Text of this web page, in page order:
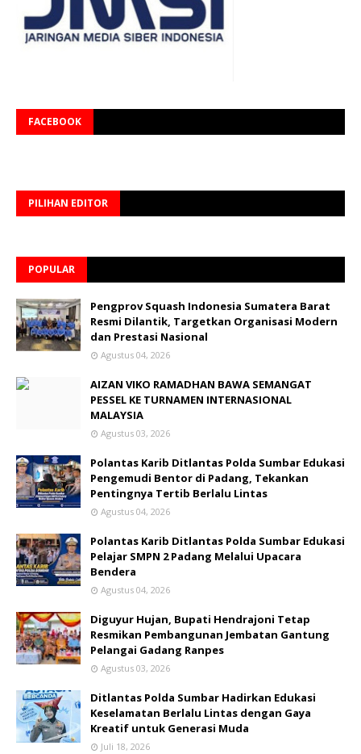
FACEBOOK
PILIHAN EDITOR
POPULAR
Pengprov Squash Indonesia Sumatera Barat
Resmi Dilantik, Targetkan Organisasi Modern
dan Prestasi Nasional
Agustus 04, 2026
AIZAN VIKO RAMADHAN BAWA SEMANGAT
PESSEL KE TURNAMEN INTERNASIONAL
MALAYSIA
Agustus 03, 2026
Polantas Karib Ditlantas Polda Sumbar Edukasi
Pengemudi Bentor di Padang, Tekankan
Pentingnya Tertib Berlalu Lintas
Agustus 04, 2026
Polantas Karib Ditlantas Polda Sumbar Edukasi
Pelajar SMPN 2 Padang Melalui Upacara
Bendera
Agustus 04, 2026
Diguyur Hujan, Bupati Hendrajoni Tetap
Resmikan Pembangunan Jembatan Gantung
Pelangai Gadang Ranpes
Agustus 03, 2026
Ditlantas Polda Sumbar Hadirkan Edukasi
Keselamatan Berlalu Lintas dengan Gaya
Kreatif untuk Generasi Muda
Juli 18, 2026